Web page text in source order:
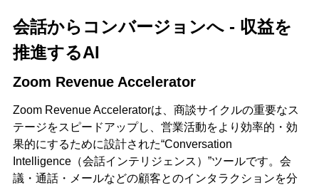
会話からコンバージョンへ - 収益を
推進するAI
Zoom Revenue Accelerator
Zoom Revenue Acceleratorは、商談サイクルの重要なス
テージをスピードアップし、営業活動をより効率的・効
果的にするために設計された“Conversation
Intelligence（会話インテリジェンス）”ツールです。会
議・通話・メールなどの顧客とのインタラクションを分